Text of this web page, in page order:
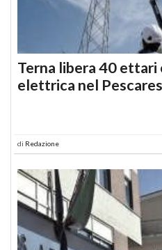
Terna libera 40 ettari
elettrica nel
di Redazione